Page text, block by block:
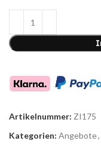
Artikelnummer: ZI175
Kategorien: Angebote,